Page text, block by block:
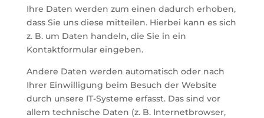
Ihre Daten werden zum einen dadurch erhoben,
dass Sie uns diese mitteilen. Hierbei kann es sich
z. B. um Daten handeln, die Sie in ein
Kontaktformular eingeben.
Andere Daten werden automatisch oder nach
Ihrer Einwilligung beim Besuch der Website
durch unsere IT-Systeme erfasst. Das sind vor
allem technische Daten (z. B. Internetbrowser,